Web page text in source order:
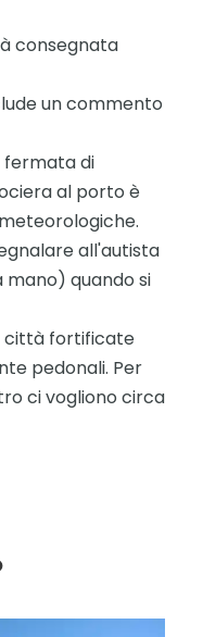
consegnata
un commento
fermata di
al porto è
all'autista
quando si
città fortificate
pedonali. Per
ci vogliono circa